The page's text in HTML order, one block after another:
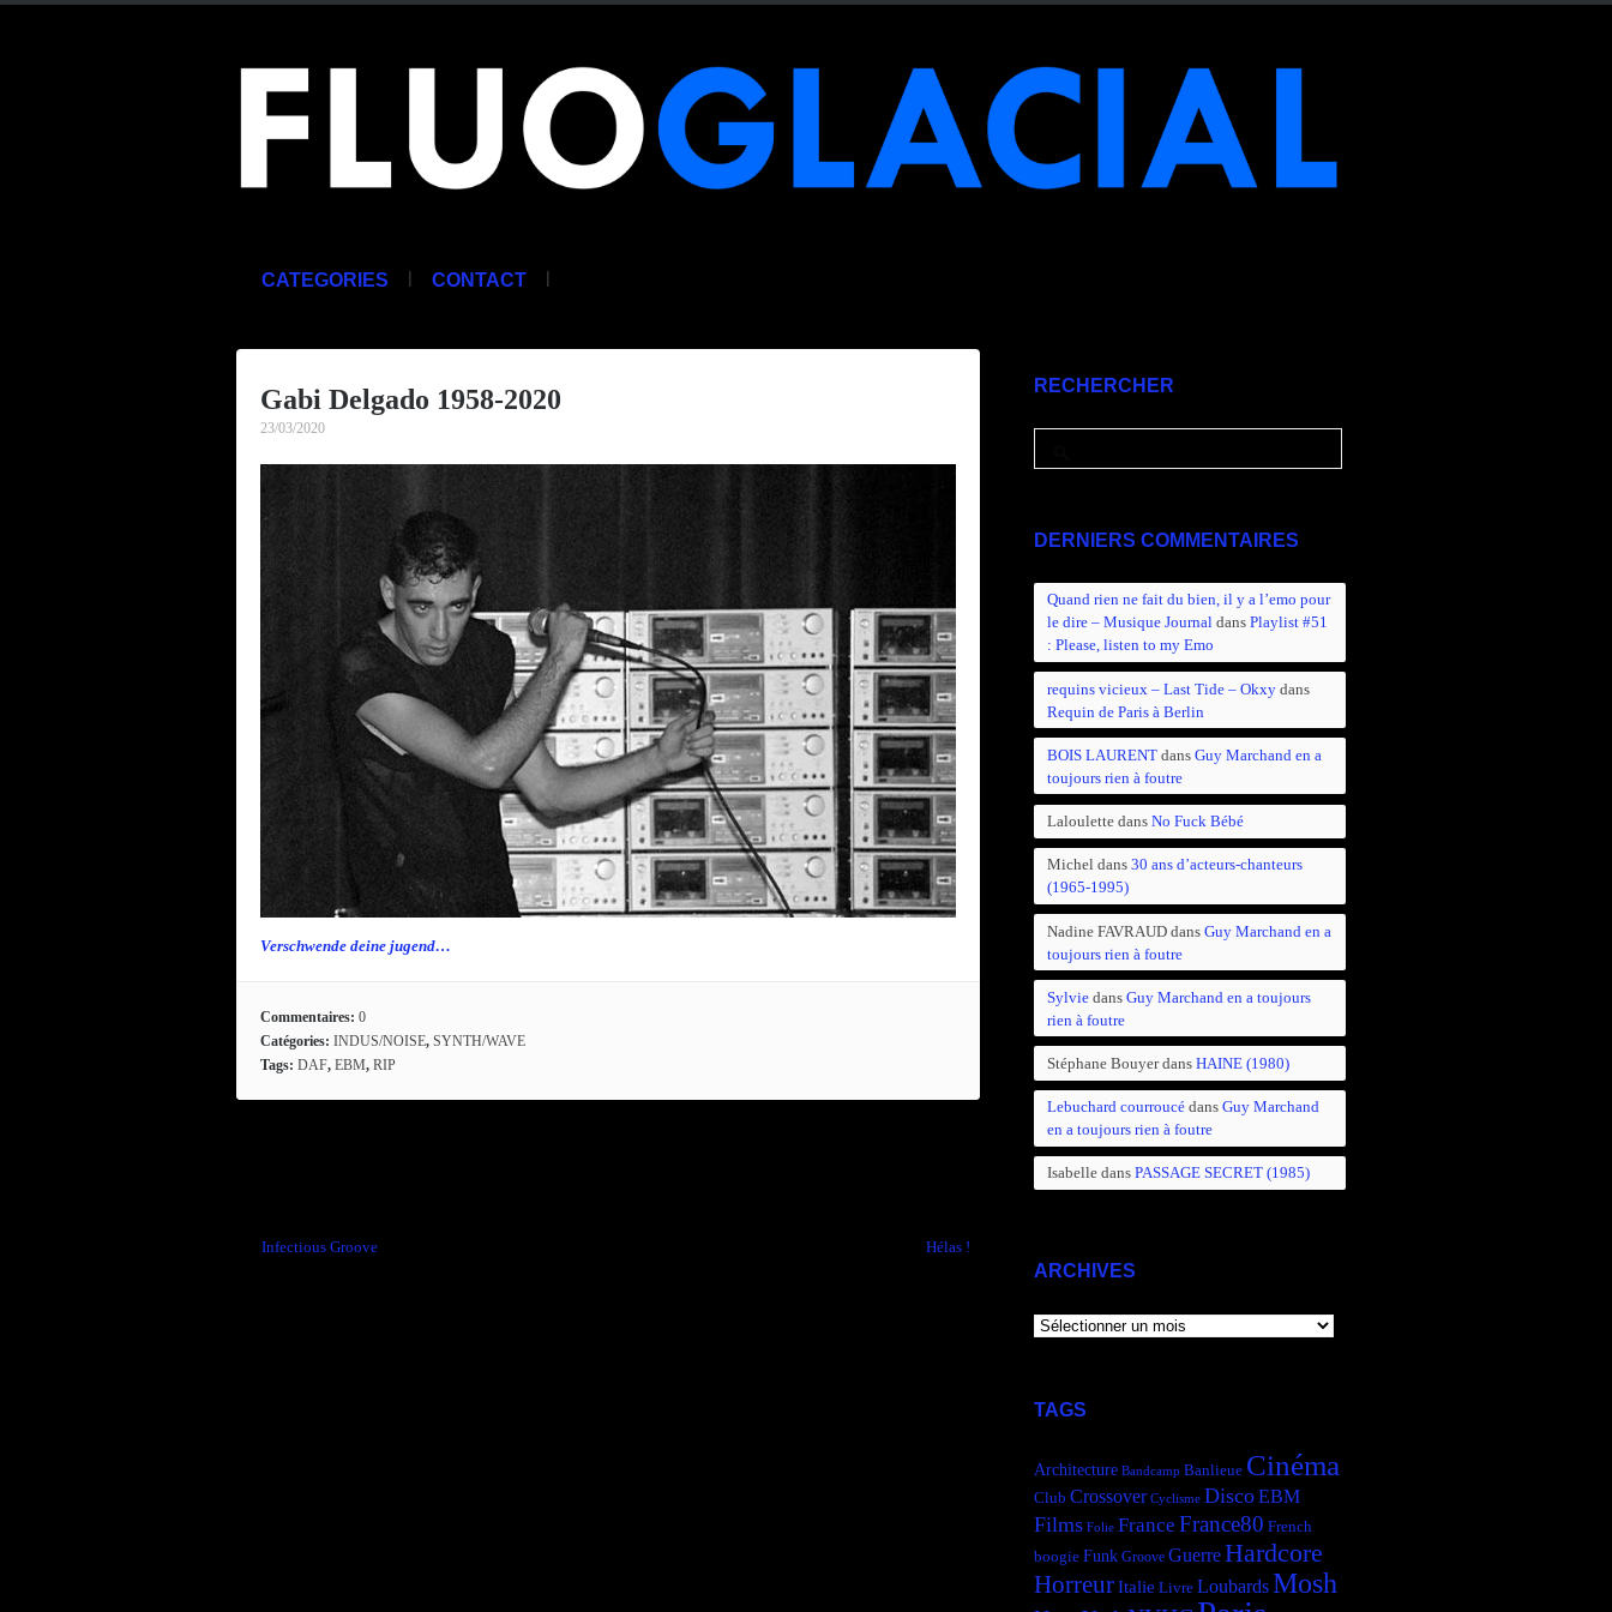
CATEGORIES | CONTACT |
Gabi Delgado 1958-2020
23/03/2020
Verschwende deine jugend…
Commentaires: 0
Catégories: INDUS/NOISE, SYNTH/WAVE
Tags: DAF, EBM, RIP
Infectious Groove Hélas !
RECHERCHER
DERNIERS COMMENTAIRES
Quand rien ne fait du bien, il y a l’emo pour
le dire – Musique Journaldans Playlist #51
: Please, listen to my Emo
requins vicieux – Last Tide – Okxydans
Requin de Paris à Berlin
BOIS LAURENTdans Guy Marchand en a
toujours rien à foutre
Laloulettedans No Fuck Bébé
Micheldans 30 ans d’acteurs-chanteurs
(1965-1995)
Nadine FAVRAUDdans Guy Marchand en a
toujours rien à foutre
Sylviedans Guy Marchand en a toujours
rien à foutre
Stéphane Bouyerdans HAINE (1980)
Lebuchard courroucédans Guy Marchand
en a toujours rien à foutre
Isabelledans PASSAGE SECRET (1985)
ARCHIVES
ARCHIVES
TAGS
Architecture Bandcamp Banlieue Cinéma
Club Crossover Cyclisme DiscoEBM
Films Folie France France80 French
boogie Funk Groove GuerreHardcore
HorreurItalie Livre LoubardsMosh